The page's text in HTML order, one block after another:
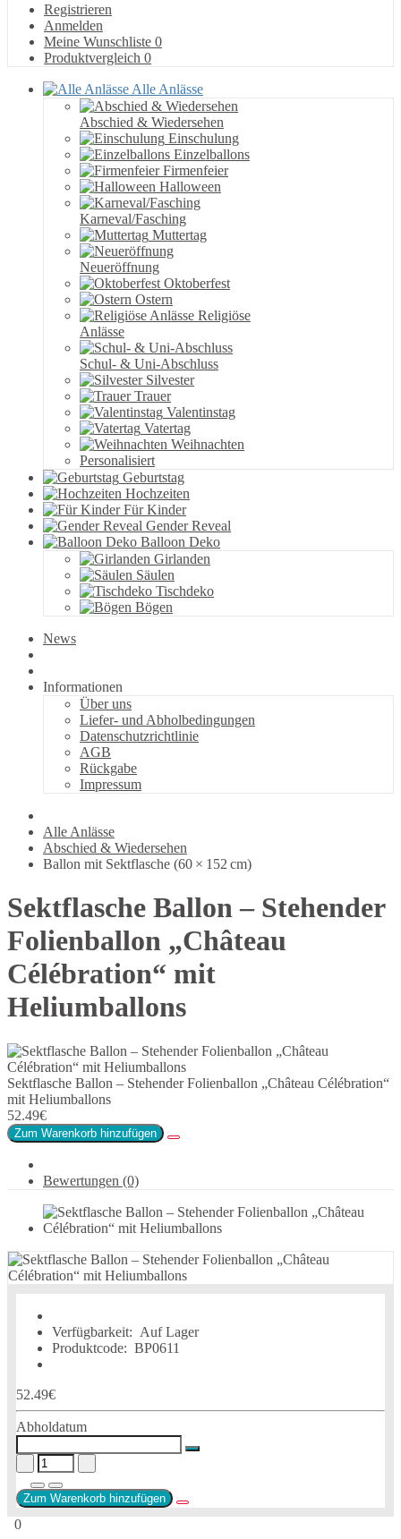
Registrieren
Anmelden
Meine Wunschliste 0
Produktvergleich 0
Alle Anlässe
Abschied & Wiedersehen
Einschulung
Einzelballons
Firmenfeier
Halloween
Karneval/Fasching
Muttertag
Neueröffnung
Oktoberfest
Ostern
Religiöse
Anlässe
Schul- & Uni-Abschluss
Silvester
Trauer
Valentinstag
Vatertag
Weihnachten
Personalisiert
Geburtstag
Hochzeiten
Für Kinder
Gender Reveal
Balloon Deko
Girlanden
Säulen
Tischdeko
Bögen
News
Informationen
Über uns
Liefer- und Abholbedingungen
Datenschutzrichtlinie
AGB
Rückgabe
Impressum
Alle Anlässe
Abschied & Wiedersehen
Ballon mit Sektflasche (60 × 152 cm)
Sektflasche Ballon – Stehender
Folienballon „Château
Célébration“ mit
Heliumballons
Sektflasche Ballon – Stehender Folienballon „Château Célébration“
mit Heliumballons
52.49€
Zum Warenkorb hinzufügen
Bewertungen (0)
Verfügbarkeit: Auf Lager
Produktcode: BP0611
52.49€
Abholdatum
Zum Warenkorb hinzufügen
0